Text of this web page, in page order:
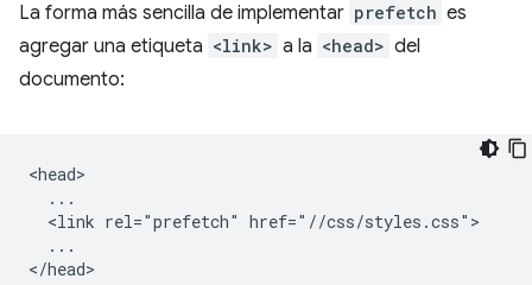
La forma más sencilla de implementar prefetch es
agregar una etiqueta <link> a la <head> del
documento:
<head>
  ...
  <link rel="prefetch" href="//css/styles.css">
  ...